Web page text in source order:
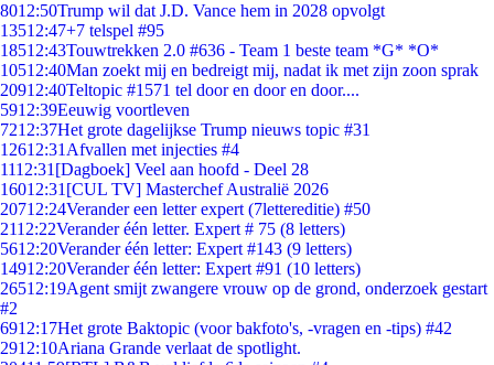
8012:50Trump wil dat J.D. Vance hem in 2028 opvolgt
13512:47+7 telspel #95
18512:43Touwtrekken 2.0 #636 - Team 1 beste team *G* *O*
10512:40Man zoekt mij en bedreigt mij, nadat ik met zijn zoon sprak
20912:40Teltopic #1571 tel door en door en door....
5912:39Eeuwig voortleven
7212:37Het grote dagelijkse Trump nieuws topic #31
12612:31 Afvallen met injecties #4
1112:31 [Dagboek] Veel aan hoofd - Deel 28
16012:31 [CUL TV] Masterchef Australië 2026
20712:24Verander een letter expert (7lettereditie) #50
2112:22Verander één letter. Expert # 75 (8 letters)
5612:20Verander één letter: Expert #143 (9 letters)
14912:20Verander één letter: Expert #91 (10 letters)
26512:19Agent smijt zwangere vrouw op de grond, onderzoek gestart
#2
6912:17Het grote Baktopic (voor bakfoto's, -vragen en -tips) #42
2912:10Ariana Grande verlaat de spotlight.